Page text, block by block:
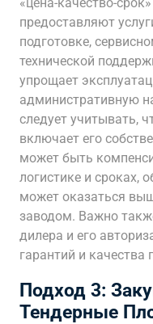
предоставляют
подготовке,
технической
упрощает
административную
следует учитывать,
включает его
может быть
логистике и сроках,
может оказаться
заводом. Важно
дилера и его
гарантий и качества
Подход 3:
Тендерные